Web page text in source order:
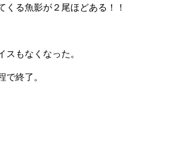
くる魚影が２尾ほどある！！
もなくなった。
終了。